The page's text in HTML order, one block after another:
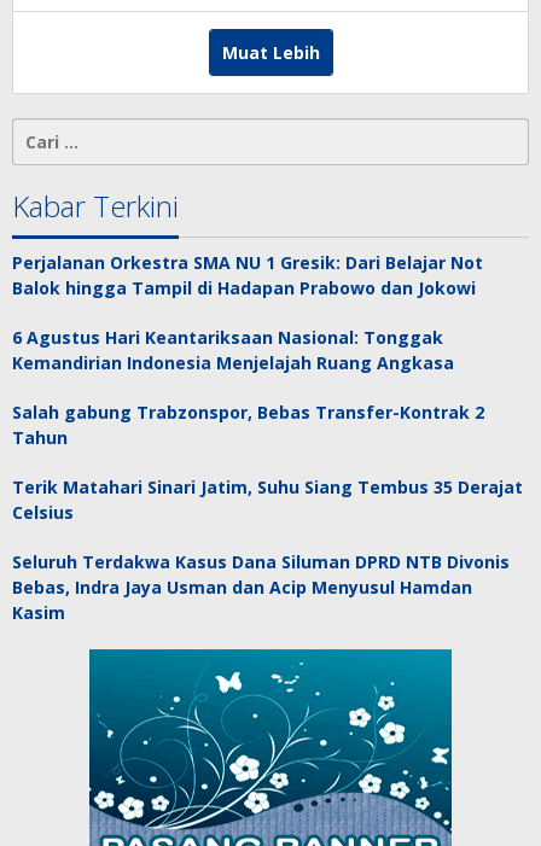
Muat Lebih
Cari
untuk:
Kabar Terkini
Perjalanan Orkestra SMA NU 1 Gresik: Dari Belajar Not
Balok hingga Tampil di Hadapan Prabowo dan Jokowi
6 Agustus Hari Keantariksaan Nasional: Tonggak
Kemandirian Indonesia Menjelajah Ruang Angkasa
Salah gabung Trabzonspor, Bebas Transfer-Kontrak 2
Tahun
Terik Matahari Sinari Jatim, Suhu Siang Tembus 35 Derajat
Celsius
Seluruh Terdakwa Kasus Dana Siluman DPRD NTB Divonis
Bebas, Indra Jaya Usman dan Acip Menyusul Hamdan
Kasim